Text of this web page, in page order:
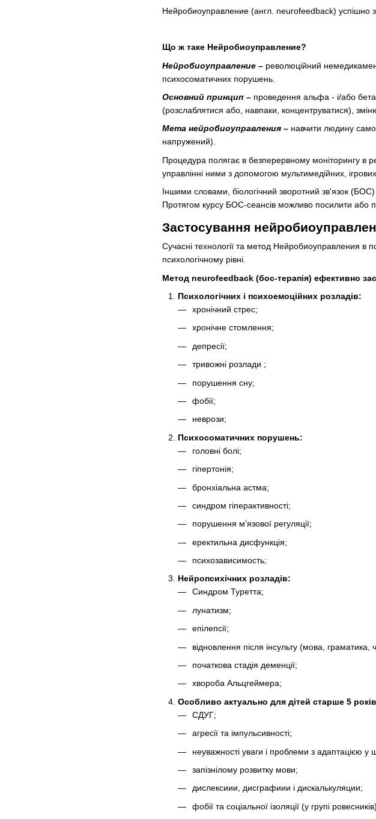
Нейробиоуправление (англ. neurofeedback) успішно
Що ж таке Нейробиоуправление?
Нейробиоуправление – революційний
психосоматичних порушень.
Основний принцип – проведення альфа - і/або
(розслаблятися або, навпаки, концентруватися),
Мета нейробиоуправления – навчити людину
напружений).
Процедура полягає в безперервному моніторингу в
управлінні ними з допомогою мультимедійних,
Іншими словами, біологічний зворотний зв'язок
Протягом курсу БОС-сеансів можливо посилити або
Застосування
Сучасні технології та метод Нейробиоуправления в
психологічному рівні.
Метод neurofeedback (бос-терапія) ефективно
Психологічних і психоемоційних розладів:
хронічний стрес;
хронічне стомлення;
депресії;
тривожні розлади ;
порушення сну;
фобії;
неврози;
Психосоматичних порушень:
головні болі;
гіпертонія;
бронхіальна астма;
синдром гіперактивності;
порушення м'язової регуляції;
еректильна дисфункція;
психозависимость;
Нейропсихічних розладів:
Синдром Туретта;
лунатизм;
епілепсії;
відновлення після інсульту (мова, граматика,
початкова стадія деменції;
хвороба Альцгеймера;
Особливо актуально для дітей старше 5
СДУГ;
агресії та імпульсивності;
неуважності уваги і проблеми з адаптацією у
запізнілому розвитку мови;
дислексиии, дисграфиии і дискалькуляции;
фобії та соціальної ізоляції (у групі